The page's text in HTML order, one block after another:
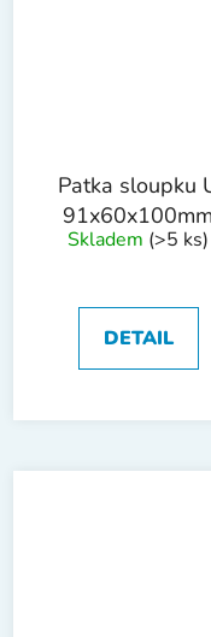
Patka sloupku
91x60x100mm
tl.4mm trn
Skladem (>5 ks)
DETAIL